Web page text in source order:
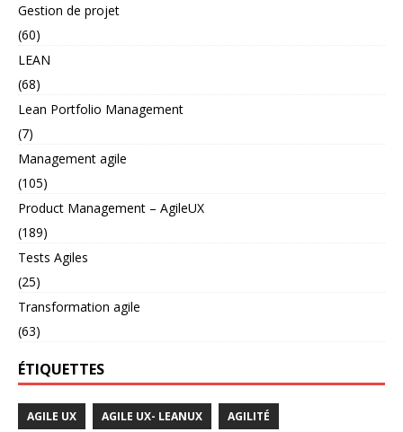
Gestion de projet
(60)
LEAN
(68)
Lean Portfolio Management
(7)
Management agile
(105)
Product Management – AgileUX
(189)
Tests Agiles
(25)
Transformation agile
(63)
ÉTIQUETTES
AGILE UX AGILE UX- LEANUX AGILITÉ